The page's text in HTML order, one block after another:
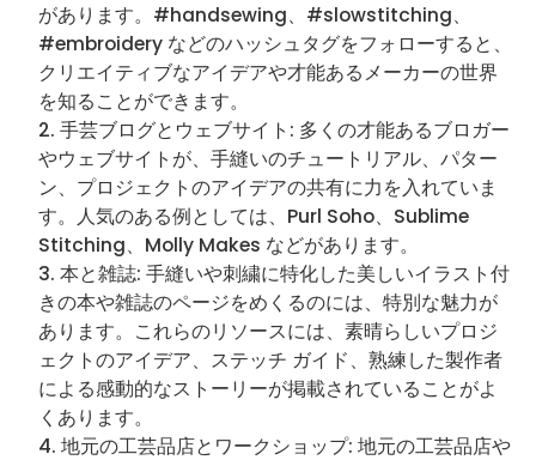
があります。#handsewing、#slowstitching、
#embroidery などのハッシュタグをフォローすると、
クリエイティブなアイデアや才能あるメーカーの世界
を知ることができます。
手芸ブログとウェブサイト: 多くの才能あるブロガー
やウェブサイトが、手縫いのチュートリアル、パター
ン、プロジェクトのアイデアの共有に力を入れていま
す。人気のある例としては、Purl Soho、Sublime
Stitching、Molly Makes などがあります。
本と雑誌: 手縫いや刺繍に特化した美しいイラスト付
きの本や雑誌のページをめくるのには、特別な魅力が
あります。これらのリソースには、素晴らしいプロジ
ェクトのアイデア、ステッチ ガイド、熟練した製作者
による感動的なストーリーが掲載されていることがよ
くあります。
地元の工芸品店とワークショップ: 地元の工芸品店や